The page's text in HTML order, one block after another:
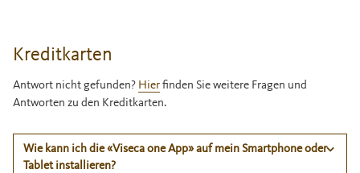
Kreditkarten
Antwort nicht gefunden? Hier finden Sie weitere Fragen und
Antworten zu den Kreditkarten.
Wie kann ich die «Viseca one App» auf mein Smartphone oder
Tablet installieren?